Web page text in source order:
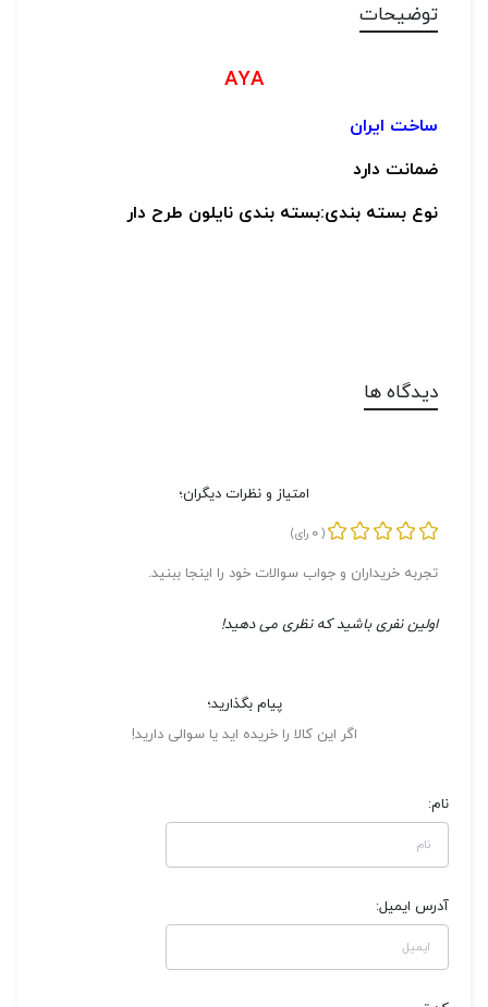
توضیحات
AYA
ساخت ایران
ضمانت دارد
نوع بسته بندی:بسته بندی نایلون طرح دار
دیدگاه ها
امتیاز و نظرات دیگران؛
(
0 رای)
تجربه خریداران و جواب سوالات خود را اینجا ببنید.
اولین نفری باشید که نظری می دهید!
پیام بگذارید؛
اگر این کالا را خریده اید یا سوالی دارید!
نام:
آدرس ایمیل: